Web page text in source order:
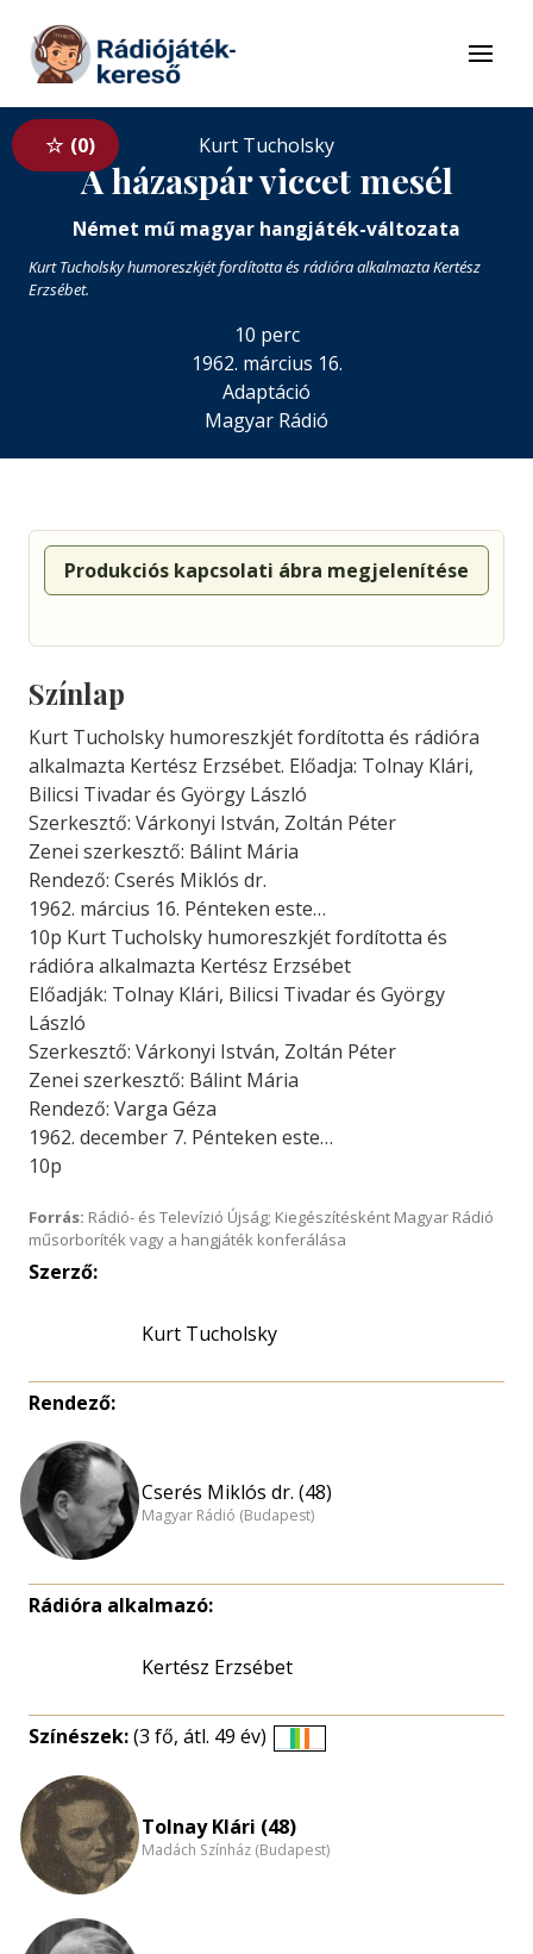
Tovább a tartalomhoz
Menü
0 Kurt Tucholsky
A házaspár viccet mesél
Német mű magyar hangjáték-változata
Kurt Tucholsky humoreszkjét fordította és rádióra alkalmazta Kertész
Erzsébet.
10 perc
1962. március 16.
Adaptáció
Magyar Rádió
Produkciós kapcsolati ábra megjelenítése
Színlap
Kurt Tucholsky humoreszkjét fordította és rádióra
alkalmazta Kertész Erzsébet. Előadja: Tolnay Klári,
Bilicsi Tivadar és György László
Szerkesztő: Várkonyi István, Zoltán Péter
Zenei szerkesztő: Bálint Mária
Rendező: Cserés Miklós dr.
1962. március 16. Pénteken este…
10p Kurt Tucholsky humoreszkjét fordította és
rádióra alkalmazta Kertész Erzsébet
Előadják: Tolnay Klári, Bilicsi Tivadar és György
László
Szerkesztő: Várkonyi István, Zoltán Péter
Zenei szerkesztő: Bálint Mária
Rendező: Varga Géza
1962. december 7. Pénteken este…
10p
Forrás: Rádió- és Televízió Újság; Kiegészítésként Magyar Rádió
műsorboríték vagy a hangjáték konferálása
Szerző:
Kurt Tucholsky
Rendező:
Cserés Miklós dr. (48)
Magyar Rádió (Budapest)
Rádióra alkalmazó:
Kertész Erzsébet
Színészek:(3 fő, átl. 49 év)
Tolnay Klári (48)
Madách Színház (Budapest)